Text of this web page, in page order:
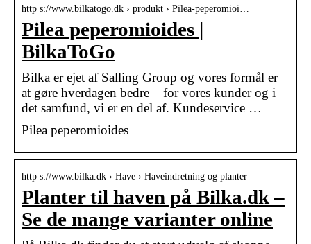
http s://www.bilkatogo.dk › produkt › Pilea-peperomioi…
Pilea peperomioides |
BilkaToGo
Bilka er ejet af Salling Group og vores formål er
at gøre hverdagen bedre – for vores kunder og i
det samfund, vi er en del af. Kundeservice …
Pilea peperomioides
http s://www.bilka.dk › Have › Haveindretning og planter
Planter til haven på Bilka.dk –
Se de mange varianter online